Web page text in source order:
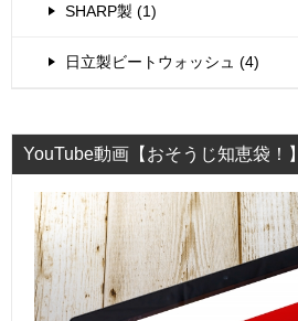
SHARP製 (1)
日立製ビートウォッシュ (4)
YouTube動画【おそうじ知恵袋！】